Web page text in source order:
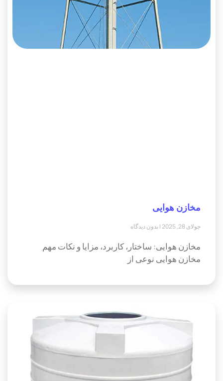
مخازن هوایی
جولای 28, 2025 بدون دیدگاه
مخازن هوایی: ساختار، کاربرد، مزایا و نکات مهم
مخازن هوایی نوعی از